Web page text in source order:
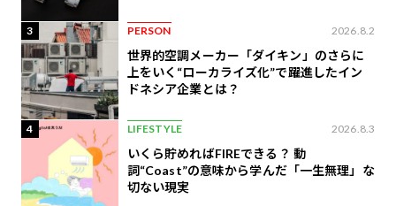
3 PERSON 2026.8.2
世界的空調メーカー「ダイキン」のさらに
上をいく“ローカライズ化”で躍進したイン
ドネシア企業とは？
4 LIFESTYLE 2026.8.3
いくら貯めればFIREできる？ 動
詞“Coast”の意味から学んだ「一生無理」な
切ない現実